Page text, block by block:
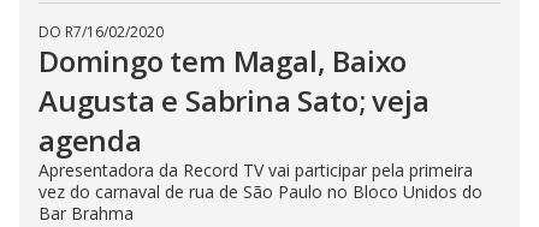
DO R7/16/02/2020
Domingo tem Magal, Baixo
Augusta e Sabrina Sato; veja
agenda
Apresentadora da Record TV vai participar pela primeira
vez do carnaval de rua de São Paulo no Bloco Unidos do
Bar Brahma